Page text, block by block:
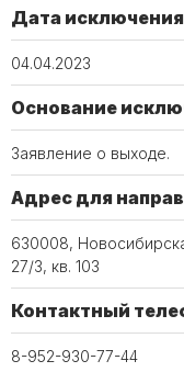
Дата
04.04.2023
Основание
Заявление о выходе.
Адрес для
630008,
27/3, кв. 103
Контактный
8-952-930-77-44